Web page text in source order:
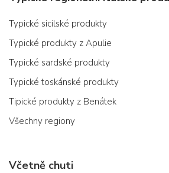
Typické sicilské produkty
Typické produkty z Apulie
Typické sardské produkty
Typické toskánské produkty
Tipické produkty z Benátek
Všechny regiony
Včetně chuti